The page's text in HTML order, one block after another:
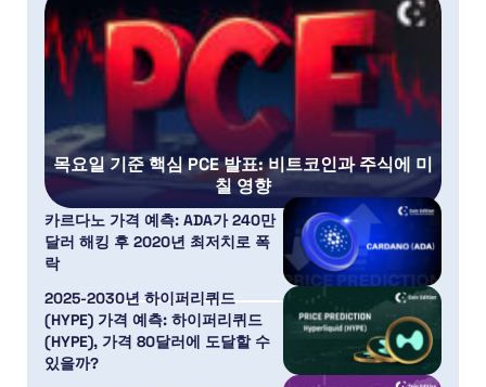
목요일 기준 핵심 PCE 발표: 비트코인과 주식에 미
칠 영향
카르다노 가격 예측: ADA가 240만
달러 해킹 후 2020년 최저치로 폭
락
2025-2030년 하이퍼리퀴드
(HYPE) 가격 예측: 하이퍼리퀴드
(HYPE), 가격 80달러에 도달할 수
있을까?